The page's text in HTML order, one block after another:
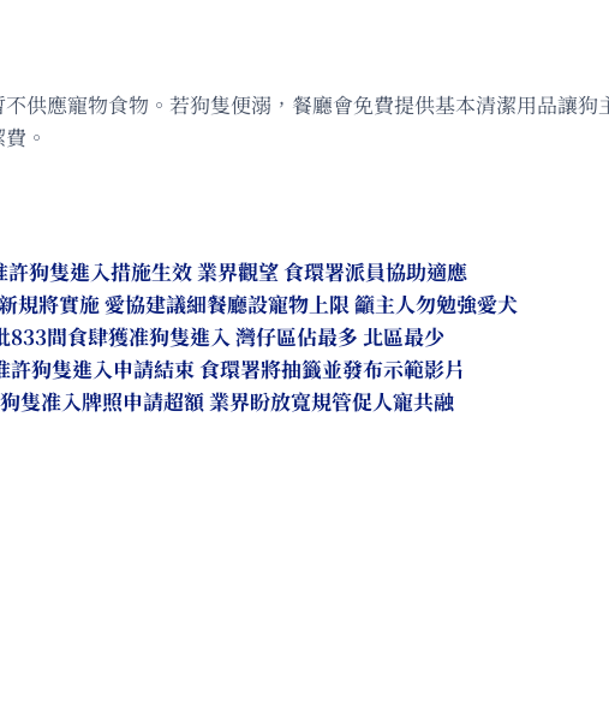
供應寵物食物。若狗隻便溺，餐廳會免費提供基本清潔用品讓
。
許狗隻進入措施生效 業界觀望 食環署派員協助適應
規將實施 愛協建議細餐廳設寵物上限 籲主人勿勉強愛犬
833間食肆獲准狗隻進入 灣仔區佔最多 北區最少
許狗隻進入申請結束 食環署將抽籤並發布示範影片
隻准入牌照申請超額 業界盼放寬規管促人寵共融